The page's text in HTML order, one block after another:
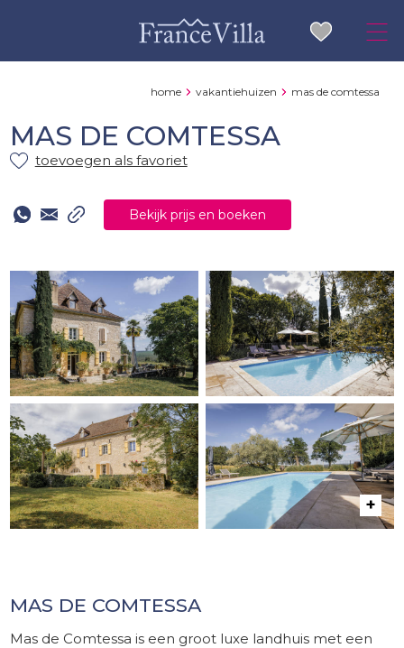
home vakantiehuizen mas de comtessa
MAS DE COMTESSA
toevoegen als favoriet
Bekijk prijs en boeken
MAS DE COMTESSA
Mas de Comtessa is een groot luxe landhuis met een